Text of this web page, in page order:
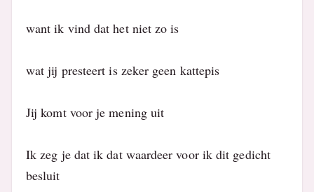
want ik vind dat het niet zo is
wat jij presteert is zeker geen kattepis
Jij komt voor je mening uit
Ik zeg je dat ik dat waardeer voor ik dit gedicht
besluit